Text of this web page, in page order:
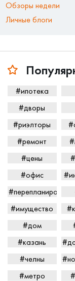
Обзоры недели
Личные блоги
#ипотека
#дворы
#риэлторы
#ремонт
#цены
#офис
#перепланировка
#имущество
#дом
#казань
#челны
#метро